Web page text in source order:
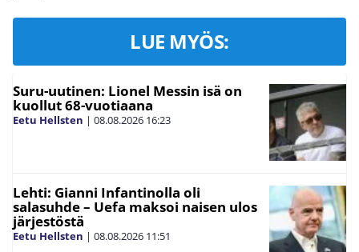
LUE MYÖS:
Suru-uutinen: Lionel Messin isä on
kuollut 68-vuotiaana
Eetu Hellsten | 08.08.2026 16:23
Lehti: Gianni Infantinolla oli
salasuhde – Uefa maksoi naisen ulos
järjestöstä
Eetu Hellsten | 08.08.2026 11:51